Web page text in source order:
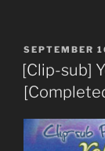
POSTED
ON
SEPTEMBER
[Clip-sub]